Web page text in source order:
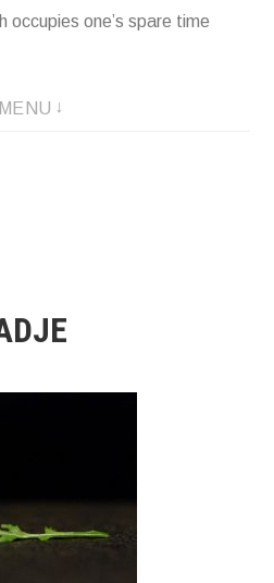
occupies one’s spare time
MENU